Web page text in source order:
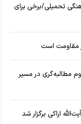
تحمیلی/برخی برای
مقاومت است
مطالبه‌گری در مسیر
اراکی برگزار شد